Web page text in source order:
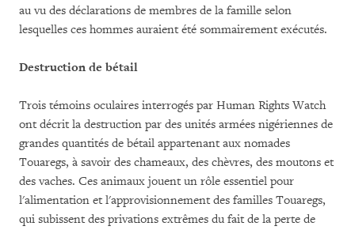
au vu des déclarations de membres de la famille selon
lesquelles ces hommes auraient été sommairement exécutés.
Destruction de bétail
Trois témoins oculaires interrogés par Human Rights Watch
ont décrit la destruction par des unités armées nigériennes de
grandes quantités de bétail appartenant aux nomades
Touaregs, à savoir des chameaux, des chèvres, des moutons et
des vaches. Ces animaux jouent un rôle essentiel pour
l'alimentation et l'approvisionnement des familles Touaregs,
qui subissent des privations extrêmes du fait de la perte de